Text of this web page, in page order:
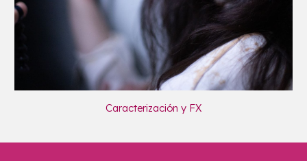
Caracterización y FX